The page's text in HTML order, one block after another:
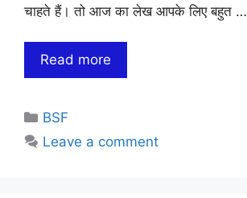
चाहते हैं। तो आज का लेख आपके लिए बहुत …
Read more
Categories
BSF
Leave a comment